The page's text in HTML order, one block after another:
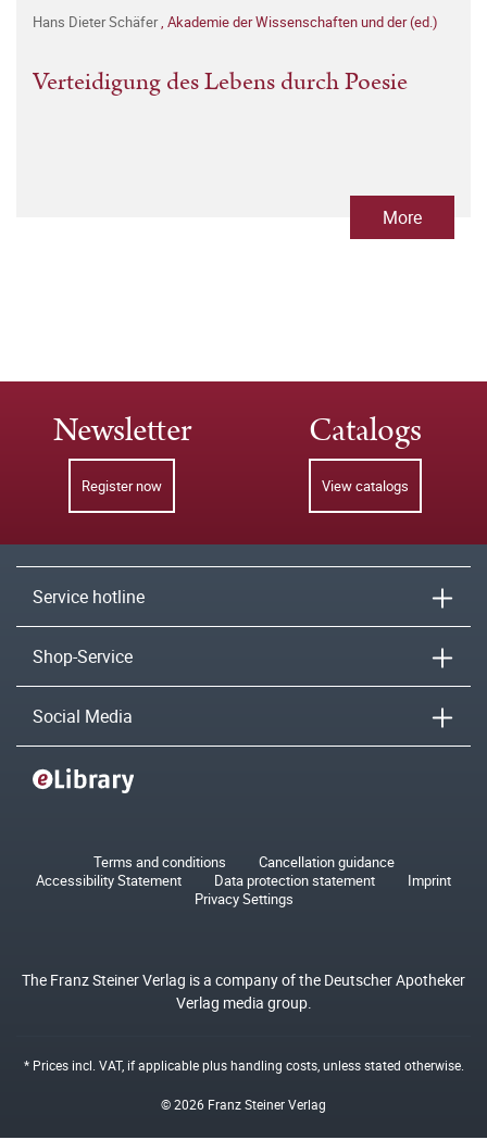
Hans Dieter Schäfer, Akademie der Wissenschaften und der (ed.)
Verteidigung des Lebens durch Poesie
More
Newsletter
Register now
Catalogs
View catalogs
Service hotline
Shop-Service
Social Media
Terms and conditions
Cancellation guidance
Accessibility Statement
Data protection statement
Imprint
Privacy Settings
The Franz Steiner Verlag is a company of the Deutscher Apotheker
Verlag media group.
* Prices incl. VAT, if applicable plushandling costs, unless stated otherwise.
© 2026 Franz Steiner Verlag